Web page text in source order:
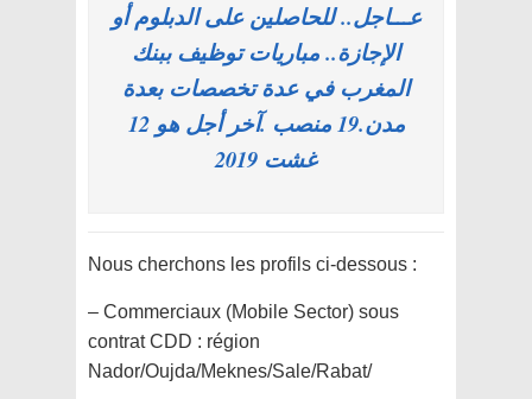
عـــاجل.. للحاصلين على الدبلوم أو
الإجازة.. مباريات توظيف ببنك
المغرب في عدة تخصصات بعدة
مدن.19 منصب .آخر أجل هو 12
غشت 2019
Nous cherchons les profils ci-dessous :
– Commerciaux (Mobile Sector) sous
contrat CDD : région
Nador/Oujda/Meknes/Sale/Rabat/